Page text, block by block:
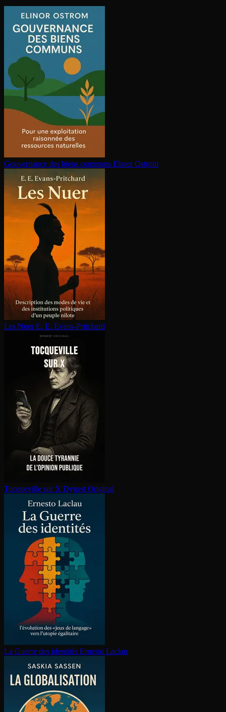
Gouvernance des biens communs Elinor Ostrom
Les Nuer E. E. Evans-Pritchard
Tocqueville sur X Dygest Original
La Guerre des identités Ernesto Laclau